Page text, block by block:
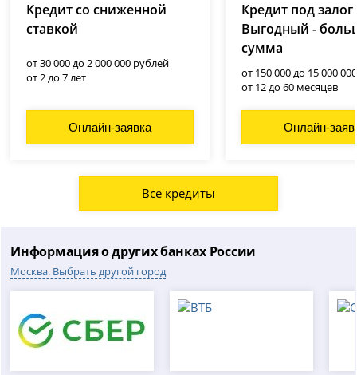
Кредит со сниженной
ставкой
от 30 000 до 2 000 000 рублей
от 2 до 7 лет
Онлайн-заявка
Кредит под залог
Выгодный -
сумма
от 150 000 до 15 000
от 12 до 60 месяцев
Онлайн-
Все кредиты
Информация о других банках России
Москва. Выбрать другой город